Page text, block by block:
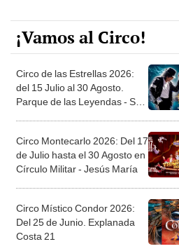
¡Vamos al Circo!
Circo de las Estrellas 2026:
del 15 Julio al 30 Agosto.
Parque de las Leyendas - San
Circo Montecarlo 2026: Del 17
de Julio hasta el 30 Agosto en
Círculo Militar - Jesús María
Circo Místico Condor 2026:
Del 25 de Junio. Explanada
Costa 21